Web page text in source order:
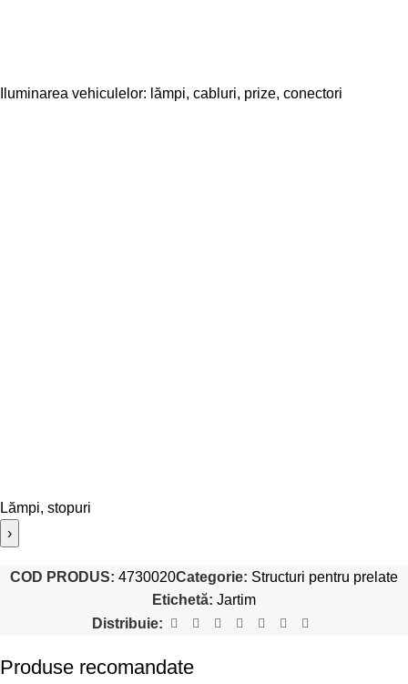
Iluminarea vehiculelor: lămpi, cabluri, prize, conectori
Lămpi, stopuri
›
COD PRODUS: 4730020Categorie: Structuri pentru prelate
Etichetă: Jartim
Distribuie:
Produse recomandate